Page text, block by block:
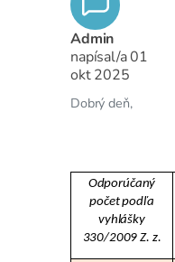
Admin
napísal/a01
okt 2025
Dobrý deň,
Odporúčaný
počet podľa
vyhlášky
330/2009 Z. z.